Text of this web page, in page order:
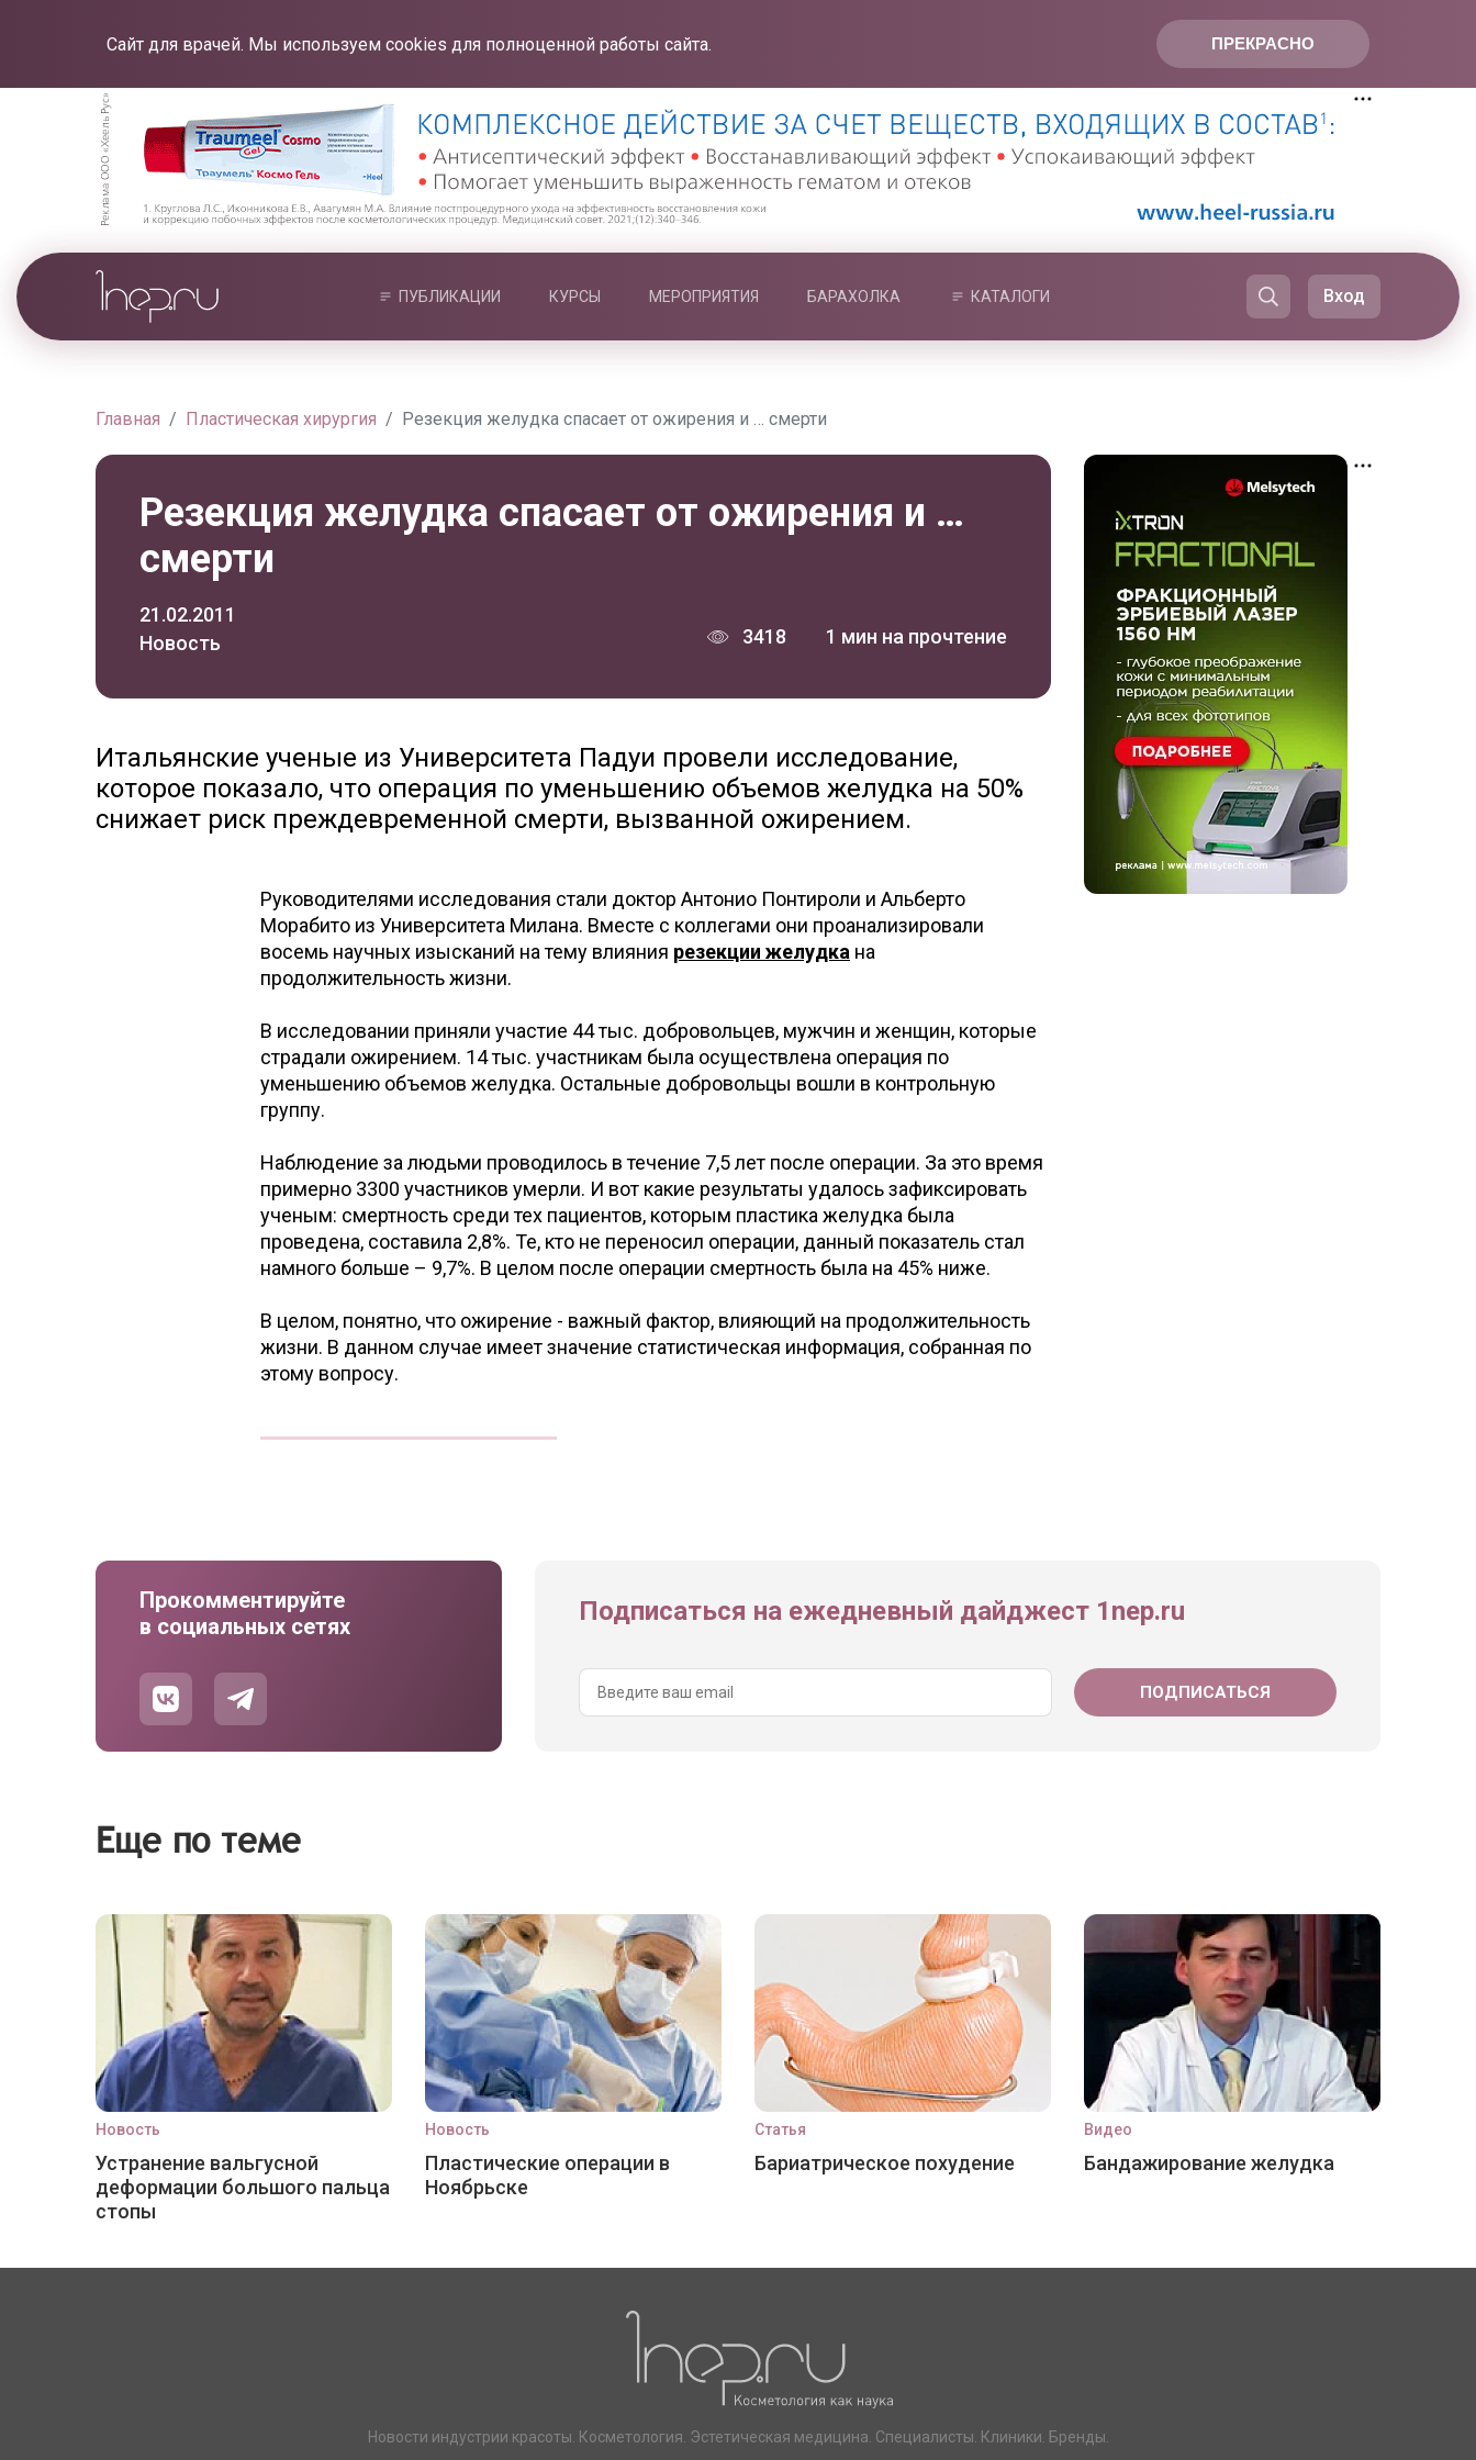
ПРЕКРАСНО
Сайт для врачей. Мы используем cookies для полноценной работы сайта.
ПУБЛИКАЦИИ КУРСЫ МЕРОПРИЯТИЯ БАРАХОЛКА КАТАЛОГИ Вход
Главная Пластическая хирургия Резекция желудка спасает от ожирения и … смерти
Резекция желудка спасает от ожирения и …
смерти
21.02.2011
Новость
3418 1 мин на прочтение
Итальянские ученые из Университета Падуи провели исследование,
которое показало, что операция по уменьшению объемов желудка на 50%
снижает риск преждевременной смерти, вызванной ожирением.
Руководителями исследования стали доктор Антонио Понтироли и Альберто
Морабито из Университета Милана. Вместе с коллегами они проанализировали
восемь научных изысканий на тему влияния резекции желудка на
продолжительность жизни.
В исследовании приняли участие 44 тыс. добровольцев, мужчин и женщин, которые
страдали ожирением. 14 тыс. участникам была осуществлена операция по
уменьшению объемов желудка. Остальные добровольцы вошли в контрольную
группу.
Наблюдение за людьми проводилось в течение 7,5 лет после операции. За это время
примерно 3300 участников умерли. И вот какие результаты удалось зафиксировать
ученым: смертность среди тех пациентов, которым пластика желудка была
проведена, составила 2,8%. Те, кто не переносил операции, данный показатель стал
намного больше – 9,7%. В целом после операции смертность была на 45% ниже.
В целом, понятно, что ожирение - важный фактор, влияющий на продолжительность
жизни. В данном случае имеет значение статистическая информация, собранная по
этому вопросу.
Прокомментируйте
в социальных сетях
Подписаться на ежедневный дайджест 1nep.ru
Еще по теме
Новость
Устранение вальгусной
деформации большого пальца
стопы
Новость
Пластические операции в
Ноябрьске
Статья
Бариатрическое похудение
Видео
Бандажирование желудка
Новости индустрии красоты. Косметология. Эстетическая медицина. Специалисты. Клиники. Бренды.